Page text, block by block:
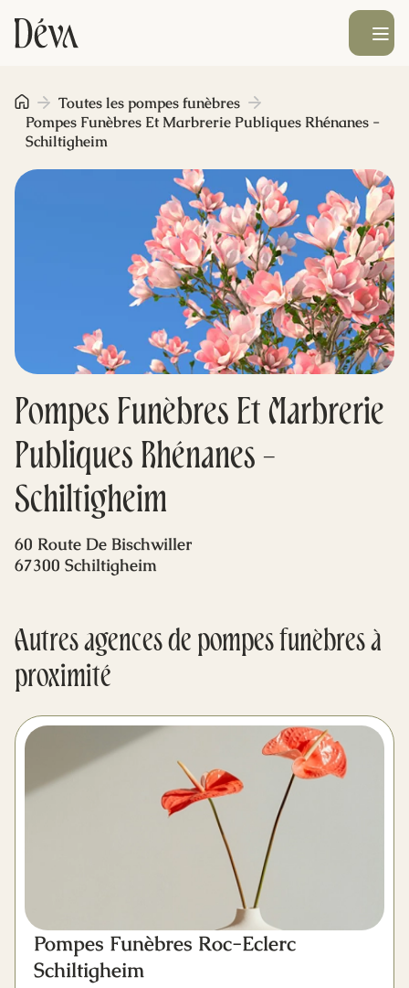
Obsèques
Prévoyance
Monument funéraire
Livraison de fleurs
Blog
Mes dernières volontés
Ouvrir le
Pompes Funèbres Et Marbrerie
Publiques Rhénanes -
Schiltigheim
Toutes les pompes funèbres
Pompes Funèbres Et Marbrerie Publiques Rhénanes -
Schiltigheim
60 Route De Bischwiller
67300 Schiltigheim
Autres agences de pompes funèbres à
proximité
Pompes Funèbres Roc-Eclerc
Schiltigheim